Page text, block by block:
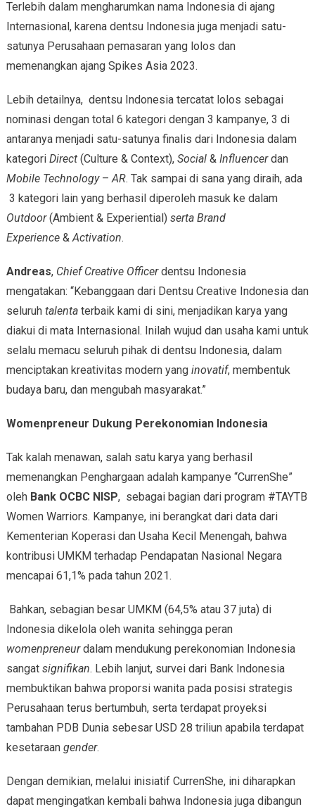
Terlebih dalam mengharumkan nama Indonesia di ajang
Internasional, karena dentsu Indonesia juga menjadi satu-
satunya Perusahaan pemasaran yang lolos dan
memenangkan ajang Spikes Asia 2023.
Lebih detailnya, dentsu Indonesia tercatat lolos sebagai
nominasi dengan total 6 kategori dengan 3 kampanye, 3 di
antaranya menjadi satu-satunya finalis dari Indonesia dalam
kategori Direct (Culture & Context), Social & Influencerdan
Mobile Technology–AR. Tak sampai di sana yang diraih, ada
3 kategori lain yang berhasil diperoleh masuk ke dalam
Outdoor(Ambient & Experiential) serta Brand
Experience&Activation.
Andreas, Chief Creative Officerdentsu Indonesia
mengatakan: “Kebanggaan dari Dentsu Creative Indonesia dan
seluruhtalentaterbaik kami di sini, menjadikan karya yang
diakui di mata Internasional. Inilah wujud dan usaha kami untuk
selalu memacu seluruh pihak di dentsu Indonesia, dalam
menciptakan kreativitas modern yang inovatif, membentuk
budaya baru, dan mengubah masyarakat.”
Womenpreneur Dukung Perekonomian Indonesia
Tak kalah menawan, salah satu karya yang berhasil
memenangkan Penghargaan adalah kampanye “CurrenShe”
oleh Bank OCBC NISP, sebagai bagian dari program #TAYTB
Women Warriors. Kampanye, ini berangkat dari data dari
Kementerian Koperasi dan Usaha Kecil Menengah, bahwa
kontribusi UMKM terhadap Pendapatan Nasional Negara
mencapai 61,1% pada tahun 2021.
Bahkan, sebagian besar UMKM (64,5% atau 37 juta) di
Indonesia dikelola oleh wanita sehingga peran
womenpreneurdalam mendukung perekonomian Indonesia
sangat signifikan. Lebih lanjut, survei dari Bank Indonesia
membuktikan bahwa proporsi wanita pada posisi strategis
Perusahaan terus bertumbuh, serta terdapat proyeksi
tambahan PDB Dunia sebesar USD 28 triliun apabila terdapat
kesetaraangender.
Dengan demikian, melalui inisiatif CurrenShe, ini diharapkan
dapat mengingatkan kembali bahwa Indonesia juga dibangun